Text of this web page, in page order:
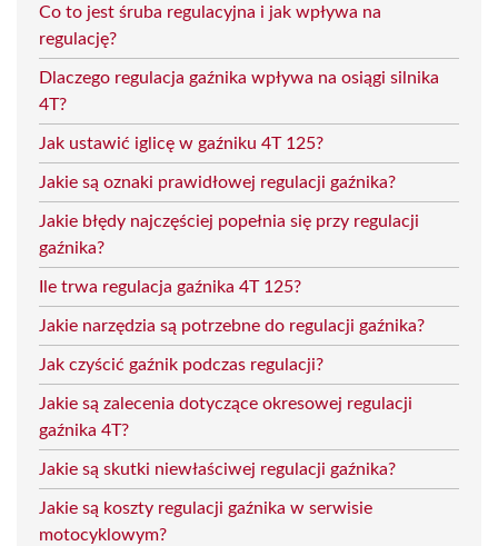
Co to jest śruba regulacyjna i jak wpływa na
regulację?
Dlaczego regulacja gaźnika wpływa na osiągi silnika
4T?
Jak ustawić iglicę w gaźniku 4T 125?
Jakie są oznaki prawidłowej regulacji gaźnika?
Jakie błędy najczęściej popełnia się przy regulacji
gaźnika?
Ile trwa regulacja gaźnika 4T 125?
Jakie narzędzia są potrzebne do regulacji gaźnika?
Jak czyścić gaźnik podczas regulacji?
Jakie są zalecenia dotyczące okresowej regulacji
gaźnika 4T?
Jakie są skutki niewłaściwej regulacji gaźnika?
Jakie są koszty regulacji gaźnika w serwisie
motocyklowym?